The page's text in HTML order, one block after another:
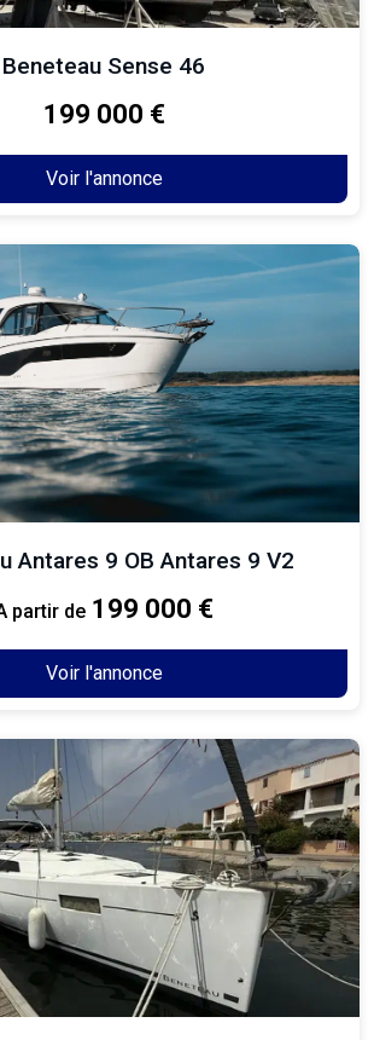
Beneteau Sense 46
199 000 €
Voir l'annonce
Antares 9 OB Antares 9 V2
partir de199 000 €
Voir l'annonce